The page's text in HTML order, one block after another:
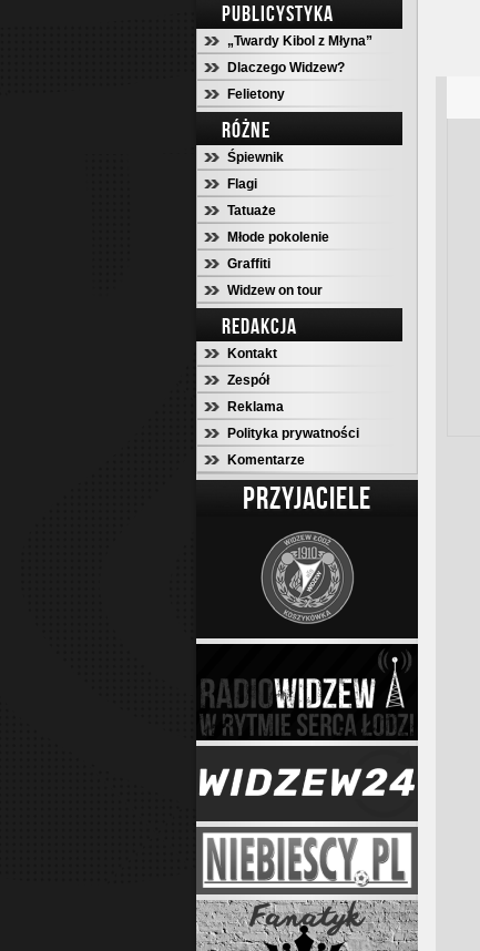
PUBLICYSTYKA
„Twardy Kibol z Młyna”
Dlaczego Widzew?
Felietony
RÓŻNE
Śpiewnik
Flagi
Tatuaże
Młode pokolenie
Graffiti
Widzew on tour
REDAKCJA
Kontakt
Zespół
Reklama
Polityka prywatności
Komentarze
PRZYJACIELE